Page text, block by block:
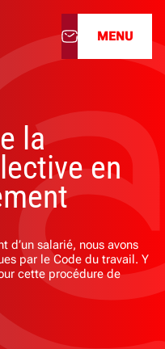
MENU
la
en
d’un salarié, nous avons
par le Code du travail. Y
cette procédure de